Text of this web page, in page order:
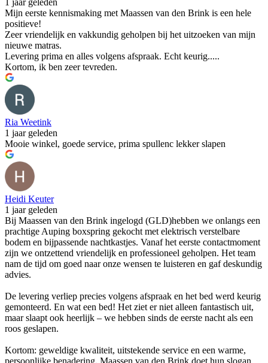
Mijn eerste kennismaking met Maassen van den Brink is een hele
positieve!
Zeer vriendelijk en vakkundig geholpen bij het uitzoeken van mijn
nieuwe matras.
Levering prima en alles volgens afspraak. Echt keurig.....
Kortom, ik ben zeer tevreden.
Ria Weetink
1 jaar geleden
Mooie winkel, goede service, prima spullenc lekker slapen
Heidi Keuter
1 jaar geleden
Bij Maassen van den Brink ingelogd (GLD)hebben we onlangs een
prachtige Auping boxspring gekocht met elektrisch verstelbare
bodem en bijpassende nachtkastjes. Vanaf het eerste contactmoment
zijn we ontzettend vriendelijk en professioneel geholpen. Het team
nam de tijd om goed naar onze wensen te luisteren en gaf deskundig
advies.
De levering verliep precies volgens afspraak en het bed werd keurig
gemonteerd. En wat een bed! Het ziet er niet alleen fantastisch uit,
maar slaapt ook heerlijk – we hebben sinds de eerste nacht als een
roos geslapen.
Kortom: geweldige kwaliteit, uitstekende service en een warme,
persoonlijke benadering. Maassen van den Brink doet hun slogan